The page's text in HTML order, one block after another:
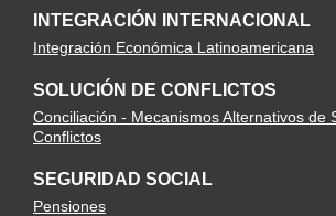
INTEGRACIÓN INTERNACIONAL
Integración Económica Latinoamericana
SOLUCIÓN DE CONFLICTOS
Conciliación - Mecanismos Alternativos de
Conflictos
SEGURIDAD SOCIAL
Pensiones